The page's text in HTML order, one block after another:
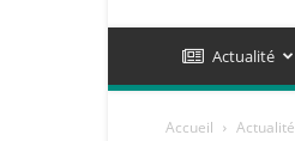
Actualité
Accueil Actualité